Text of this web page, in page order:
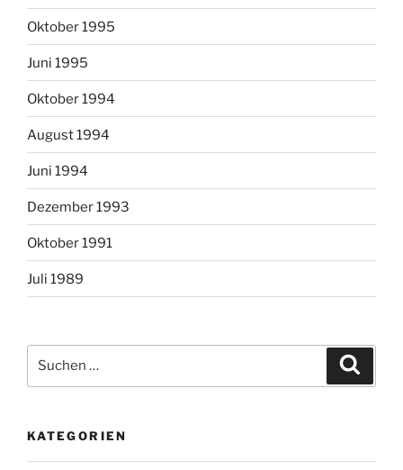
Oktober 1995
Juni 1995
Oktober 1994
August 1994
Juni 1994
Dezember 1993
Oktober 1991
Juli 1989
nach:
KATEGORIEN